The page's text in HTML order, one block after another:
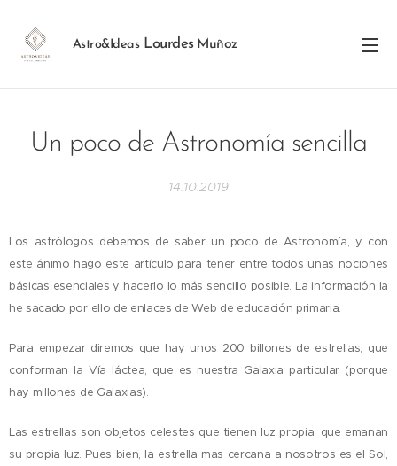
Astro&Ideas Lourdes Muñoz
Un poco de Astronomía sencilla
14.10.2019
Los astrólogos debemos de saber un poco de Astronomía, y con
este ánimo hago este artículo para tener entre todos unas nociones
básicas esenciales y hacerlo lo más sencillo posible. La información la
he sacado por ello de enlaces de Web de educación primaria.
Para empezar diremos que hay unos 200 billones de estrellas, que
conforman la Vía láctea, que es nuestra Galaxia particular (porque
hay millones de Galaxias).
Las estrellas son objetos celestes que tienen luz propia, que emanan
su propia luz. Pues bien, la estrella mas cercana a nosotros es el Sol,